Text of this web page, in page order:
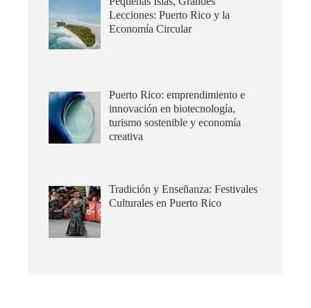
Lecciones: Puerto Rico y la
Economía Circular
Puerto Rico: emprendimiento e
innovación en biotecnología,
turismo sostenible y economía
creativa
Tradición y Enseñanza: Festivales
Culturales en Puerto Rico